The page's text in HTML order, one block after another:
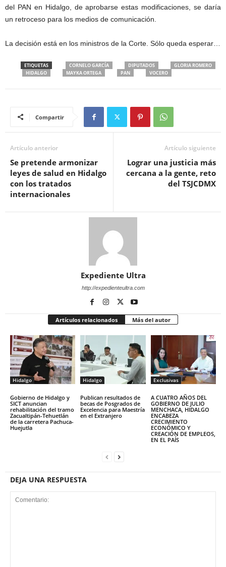
del PAN en Hidalgo, de aprobarse estas modificaciones, se daría
un retroceso para los medios de comunicación.
La decisión está en los ministros de la Corte. Sólo queda esperar…
ETIQUETAS CORNELO GARCÍA DIPUTADOS
GLORIA ROMERO
HIDALGO
MAYKA ORTEGA PAN VOCERO
Compartir
Artículo anterior
Se pretende armonizar
leyes de salud en Hidalgo
con los tratados
internacionales
Artículo siguiente
Lograr una justicia más
cercana a la gente, reto
del TSJCDMX
Expediente Ultra
http://expedienteultra.com
Artículos relacionados Más del autor
Hidalgo
Gobierno de Hidalgo y
SICT anuncian
rehabilitación del tramo
Zacualtipán-Tehuetlán
de la carretera Pachuca-
Huejutla
Hidalgo
Publican resultados de
becas de Posgrados de
Excelencia para Maestría
en el Extranjero
Exclusivas
A CUATRO AÑOS DEL
GOBIERNO DE JULIO
MENCHACA, HIDALGO
ENCABEZA
CRECIMIENTO
ECONÓMICO Y
CREACIÓN DE EMPLEOS,
EN EL PAÍS
DEJA UNA RESPUESTA